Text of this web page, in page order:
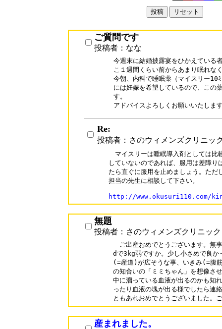
ご質問です
投稿者：なな
今週末に結婚披露宴をひかえている
こ１週間くらい前からあまり眠れな
今朝、内科で睡眠薬（マイスリー10
には妊娠を希望しているので、この
す。
アドバイスよろしくお願いいたしま
Re:
投稿者：さのウィメンズクリニッ
マイスリーは睡眠導入剤としては比
していないのであれば、服用は差障り
たら直ぐに服用を止めましょう。ただ
担当の先生に相談して下さい。
http://www.okusuri110.com/
無題
投稿者：さのウィメンズクリニック
ご出産おめでとうございます。無
dで3kg弱ですか。少し小さめで良か
(=産道)が広そうな事、いきみ(=腹
の知合いの「ミミちゃん」を想像さ
中に溜っている血液が出るのかも知
ったり血液の塊が出る様でしたら連
ともあれおめでとうございました。
産まれました。